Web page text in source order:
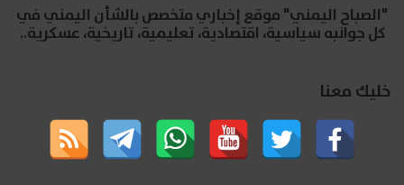
"الصباح اليمني" موقع إخباري متخصص بالشأن اليمني في
كل جوانبه سياسية، اقتصادية، تعليمية، تاريخية، عسكرية..
خليك معنا